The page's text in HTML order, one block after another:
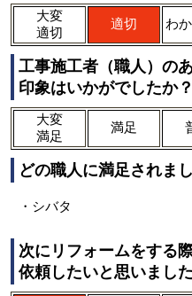
大変
適切
適切 わ
工事施工者（職人）の
印象はいかがでしたか？
大変
満足
満足
どの職人に満足されま
・シバタ
次にリフォームをする
依頼したいと思いまし